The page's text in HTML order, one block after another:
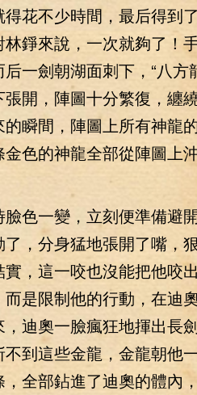
花不少時間，最后得到
錚來說，一次就夠了！
一劍朝湖面刺下，“八方
開，陣圖十分繁復，纏
瞬間，陣圖上所有神龍
色的神龍全部從陣圖上
一變，立刻便準備避
，分身猛地張開了嘴，
，這一咬也沒能把他咬
是限制他的行動，在迪
迪奧一臉瘋狂地揮出長
到這些金龍，金龍朝他
全部鉆進了迪奧的體內